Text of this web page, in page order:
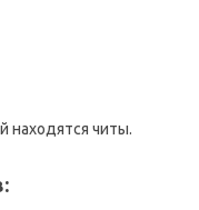
находятся читы.